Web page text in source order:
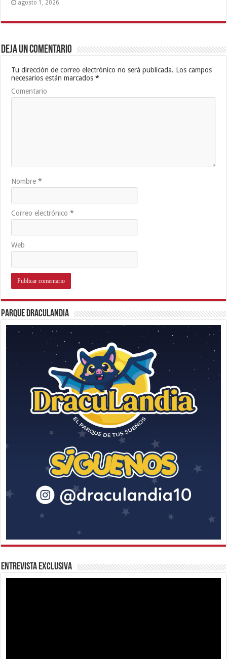
agosto 1, 2026
Deja un comentario
Tu dirección de correo electrónico no será publicada. Los campos
necesarios están marcados*
Comentario
Nombre*
Correo electrónico*
Web
Parque Draculandia
Entrevista Exclusiva